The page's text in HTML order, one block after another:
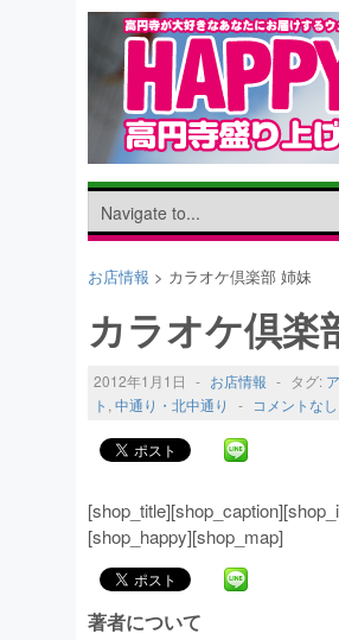
お店情報 > カラオケ倶楽部 姉妹
カラオケ倶楽
2012年1月1日 - お店情報 - タグ:
ト , 中通り・北中通り - コメントなし
[shop_happy][shop_map]
著者について